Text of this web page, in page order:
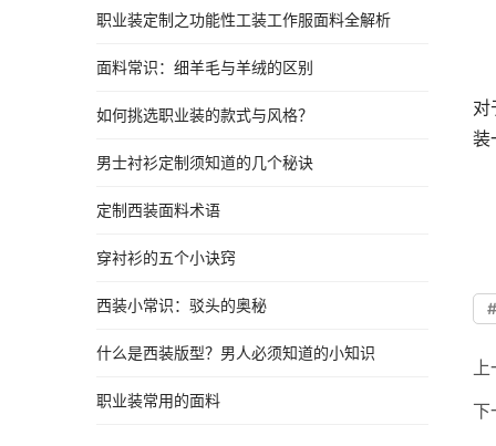
对
装
下
职业装定制之功能性工装工作服面料全解析
面料常识：细羊毛与羊绒的区别
如何挑选职业装的款式与风格？
男士衬衫定制须知道的几个秘诀
定制西装面料术语
穿衬衫的五个小诀窍
西装小常识：驳头的奥秘
什么是西装版型？男人必须知道的小知识
职业装常用的面料